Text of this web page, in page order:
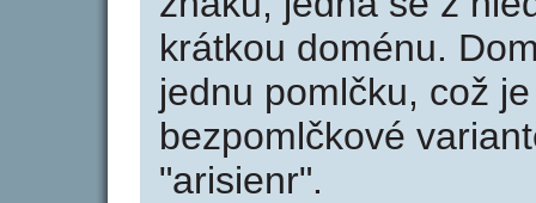
krátkou doménu.
jednu pomlčku, což
bezpomlčkové
"arisienr".